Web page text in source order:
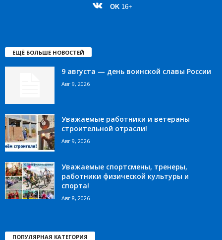
OK 16+
ЕЩЁ БОЛЬШЕ НОВОСТЕЙ
9 августа — день воинской славы России
Авг 9, 2026
Уважаемые работники и ветераны
строительной отрасли!
Авг 9, 2026
Уважаемые спортсмены, тренеры,
работники физической культуры и
спорта!
Авг 8, 2026
ПОПУЛЯРНАЯ КАТЕГОРИЯ